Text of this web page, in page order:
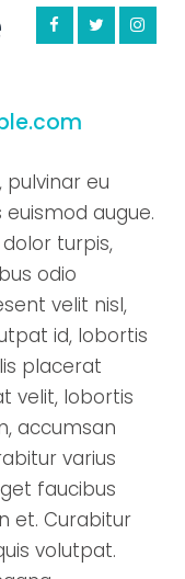
pulvinar eu
augue.
turpis,
odio
velit nisl,
id, lobortis
placerat
velit, lobortis
accumsan
varius
faucibus
et. Curabitur
volutpat.